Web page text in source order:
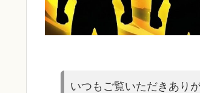
いつもご覧いただきあり